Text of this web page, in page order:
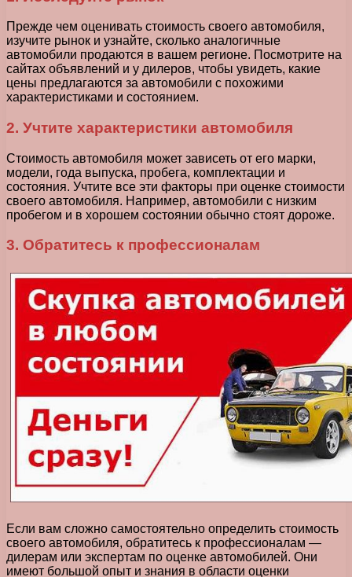
Прежде чем оценивать стоимость своего автомобиля,
изучите рынок и узнайте, сколько аналогичные
автомобили продаются в вашем регионе. Посмотрите на
сайтах объявлений и у дилеров, чтобы увидеть, какие
цены предлагаются за автомобили с похожими
характеристиками и состоянием.
2. Учтите характеристики автомобиля
Стоимость автомобиля может зависеть от его марки,
модели, года выпуска, пробега, комплектации и
состояния. Учтите все эти факторы при оценке стоимости
своего автомобиля. Например, автомобили с низким
пробегом и в хорошем состоянии обычно стоят дороже.
3. Обратитесь к профессионалам
Если вам сложно самостоятельно определить стоимость
своего автомобиля, обратитесь к профессионалам —
дилерам или экспертам по оценке автомобилей. Они
имеют большой опыт и знания в области оценки